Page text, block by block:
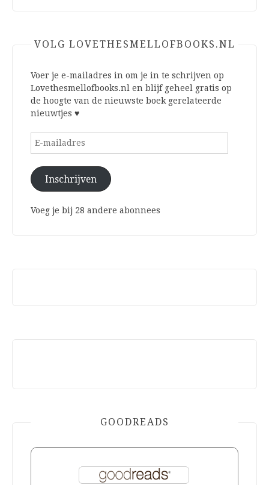
VOLG LOVETHESMELLOFBOOKS.NL
Voer je e-mailadres in om je in te schrijven op
Lovethesmellofbooks.nl en blijf geheel gratis op
de hoogte van de nieuwste boek gerelateerde
nieuwtjes ♥
E-
Inschrijven
Voeg je bij 28 andere abonnees
GOODREADS